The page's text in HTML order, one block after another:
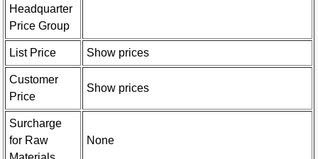
Headquarter
Price Group
List Price Show prices
Customer
Price
Show prices
Surcharge
for Raw
None